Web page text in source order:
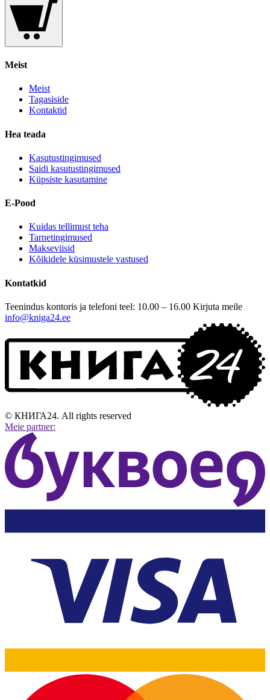
Meist
Meist
Tagasiside
Kontaktid
Hea teada
Kasutustingimused
Saidi kasutustingimused
Küpsiste kasutamine
E-Pood
Kuidas tellimust teha
Tarnetingimused
Makseviisid
Kõikidele küsimustele vastused
Kontatkid
Teenindus kontoris ja telefoni teel: 10.00 – 16.00 Kirjuta meile
info@kniga24.ee
© КНИГА24. All rights reserved
Meie partner: